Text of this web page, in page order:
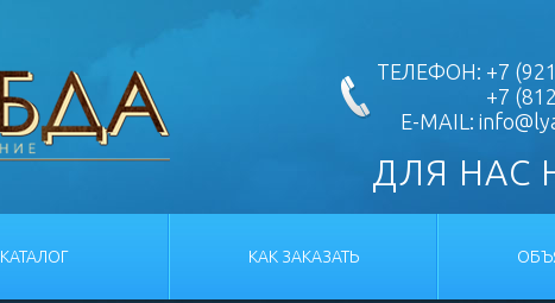
ТЕЛЕФОН: +7
+7
E-MAIL:
ДЛЯ НАС
КАТАЛОГ КАК ЗАКАЗАТЬ